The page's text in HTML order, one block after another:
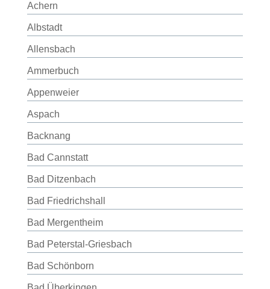
Achern
Albstadt
Allensbach
Ammerbuch
Appenweier
Aspach
Backnang
Bad Cannstatt
Bad Ditzenbach
Bad Friedrichshall
Bad Mergentheim
Bad Peterstal-Griesbach
Bad Schönborn